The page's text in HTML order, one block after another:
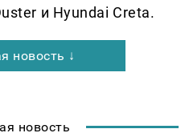
и Hyundai Creta.
новость ↓
новость